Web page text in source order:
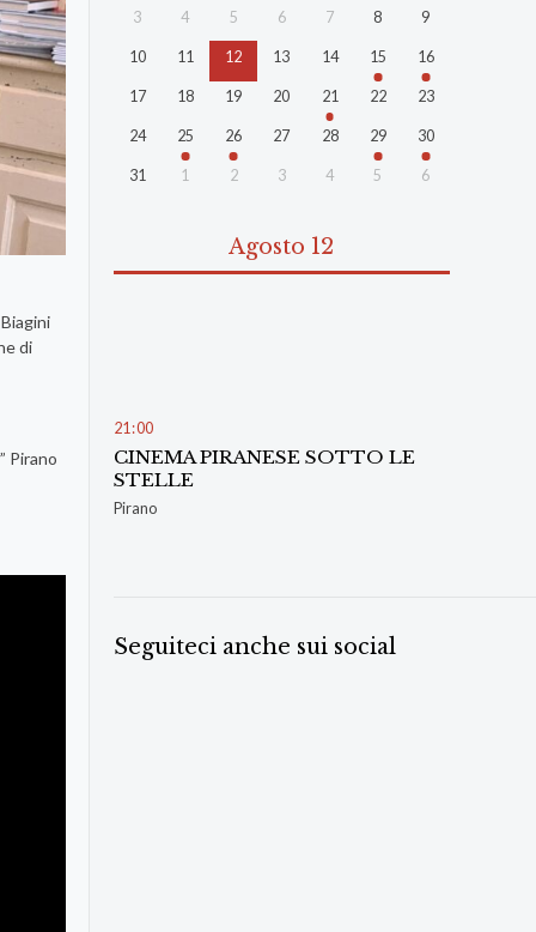
di
Pirano
3 4 5 6 7 8 9
10 11 12 13 14 15 16
17 18 19 20 21 22 23
24 25 26 27 28 29 30
31 1 2 3 4 5 6
Agosto 12
21 :00
CINEMA PIRANESE SOTTO LE
STELLE
Pirano
Seguiteci anche sui social